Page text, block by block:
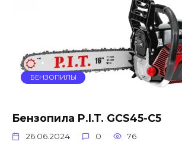
БЕНЗОПИЛЫ
Бензопила P.I.T. GCS45-C5
26.06.2024 0 76